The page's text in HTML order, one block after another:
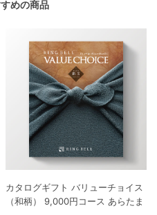
めの商品
カタログギフト バリューチョイス
（和柄） 9,000円コース あらたま